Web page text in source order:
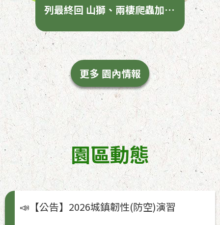
列最終回 山獅、兩棲爬蟲加碼
更多 園內情報
園區動態
📣【公告】2026城鎮韌性(防空)演習